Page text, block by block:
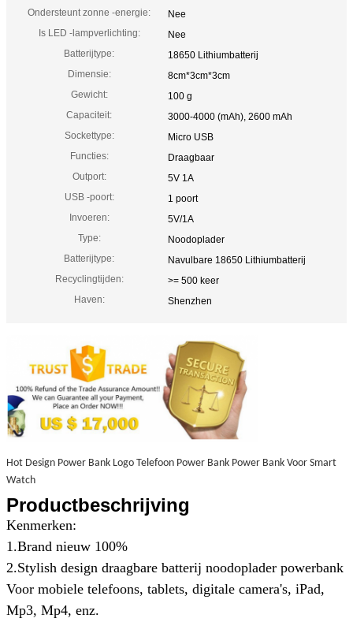
Ondersteunt zonne -energie:
Nee
Is LED -lampverlichting:
Nee
Batterijtype:
18650 Lithiumbatterij
Dimensie:
8cm*3cm*3cm
Gewicht:
100 g
Capaciteit:
3000-4000 (mAh), 2600 mAh
Sockettype:
Micro USB
Functies:
Draagbaar
Outport:
5V 1A
USB -poort:
1 poort
Invoeren:
5V/1A
Type:
Noodoplader
Batterijtype:
Navulbare 18650 Lithiumbatterij
Recyclingtijden:
>= 500 keer
Haven:
Shenzhen
Hot Design Power Bank Logo Telefoon Power Bank Power Bank Voor Smart
Watch
Productbeschrijving
Kenmerken:
1.Brand nieuw 100%
2.Stylish design draagbare batterij noodoplader powerbank
Voor mobiele telefoons, tablets, digitale camera's, iPad,
Mp3, Mp4, enz.